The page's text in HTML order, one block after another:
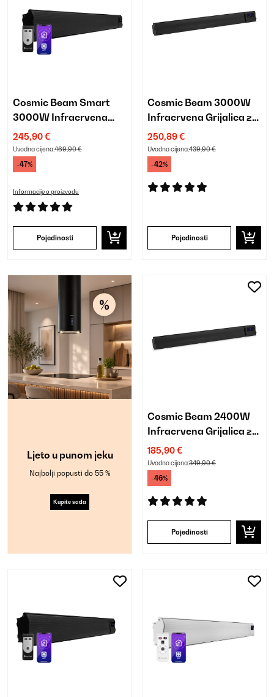
Cosmic Beam Smart
3000W Infracrvena
Grijalica za Zid Crna
245,90 €
Uvodna cijena:469,90 €
-47%
Informacije o proizvodu
Pojedinosti
Cosmic Beam 3000W
Infracrvena Grijalica za
Zid Crna
250,89 €
Uvodna cijena:439,90 €
-42%
Pojedinosti
Ljeto u punom jeku
Najbolji popusti do 55 %
Kupite sada
Cosmic Beam 2400W
Infracrvena Grijalica za
Zid Crna
185,90 €
Uvodna cijena:349,90 €
-46%
Pojedinosti